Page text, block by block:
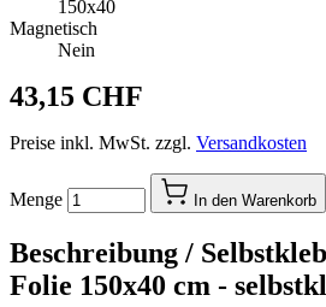
150x40
Magnetisch
Nein
43,15 CHF
Preise inkl. MwSt. zzgl. Versandkosten
Menge In den Warenkorb
Beschreibung /
Folie 150x40 cm -